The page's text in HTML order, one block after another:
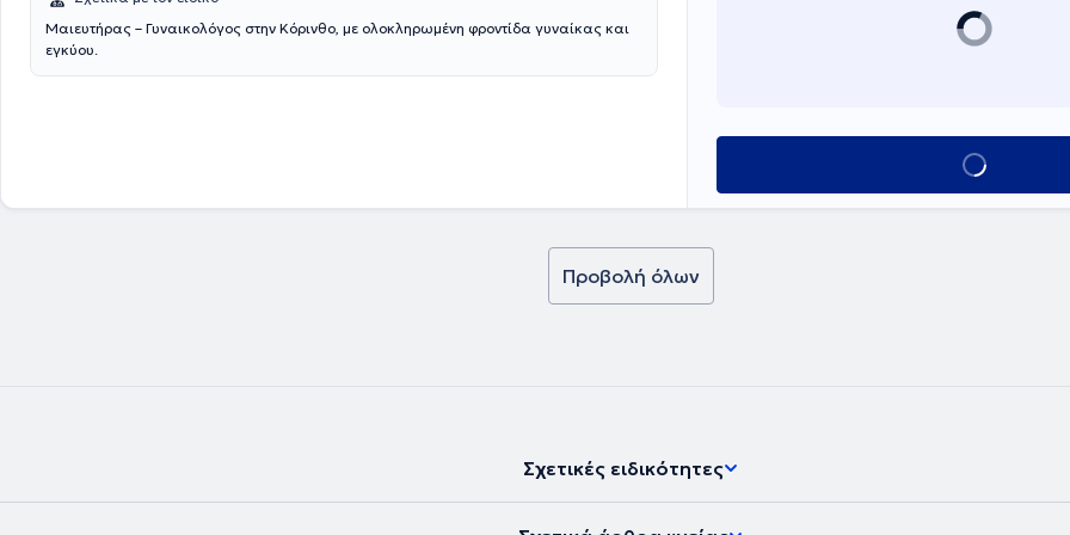
Μαιευτήρας – Γυναικολόγος στην Κόρινθο, με ολοκληρωμένη φροντίδα γυναίκας και
εγκύου.
Κλείσε ραντεβού
Προβολή όλων
Σχετικές ειδικότητες